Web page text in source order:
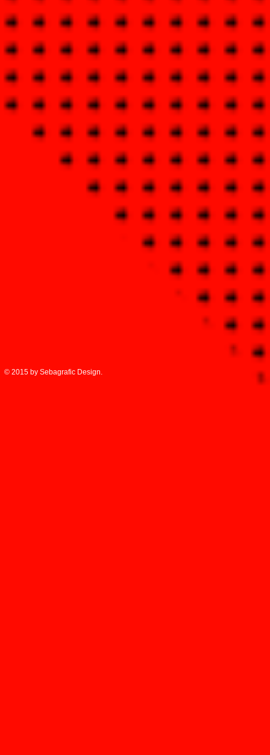
© 2015 by Sebagrafic Design.